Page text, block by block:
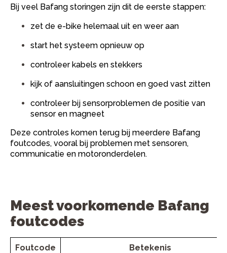
Bij veel Bafang storingen zijn dit de eerste stappen:
zet de e-bike helemaal uit en weer aan
start het systeem opnieuw op
controleer kabels en stekkers
kijk of aansluitingen schoon en goed vast zitten
controleer bij sensorproblemen de positie van
sensor en magneet
Deze controles komen terug bij meerdere Bafang
foutcodes, vooral bij problemen met sensoren,
communicatie en motoronderdelen.
Meest voorkomende Bafang
foutcodes
Foutcode Betekenis